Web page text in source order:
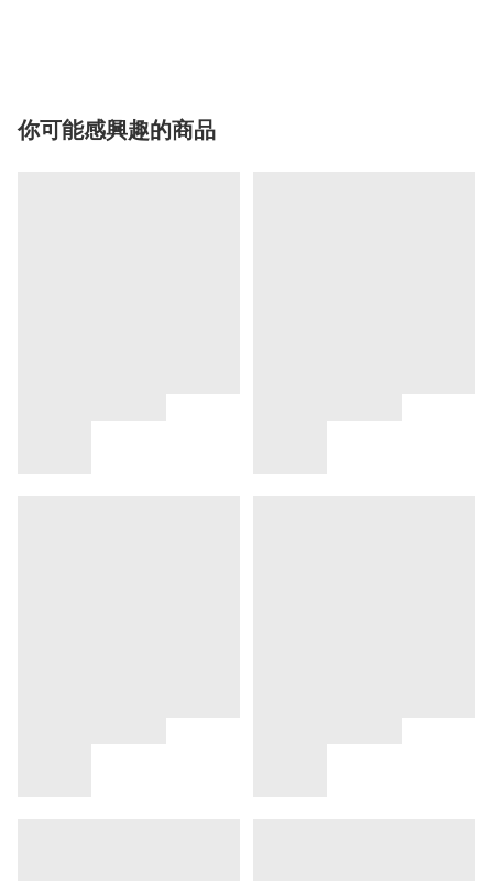
你可能感興趣的商品